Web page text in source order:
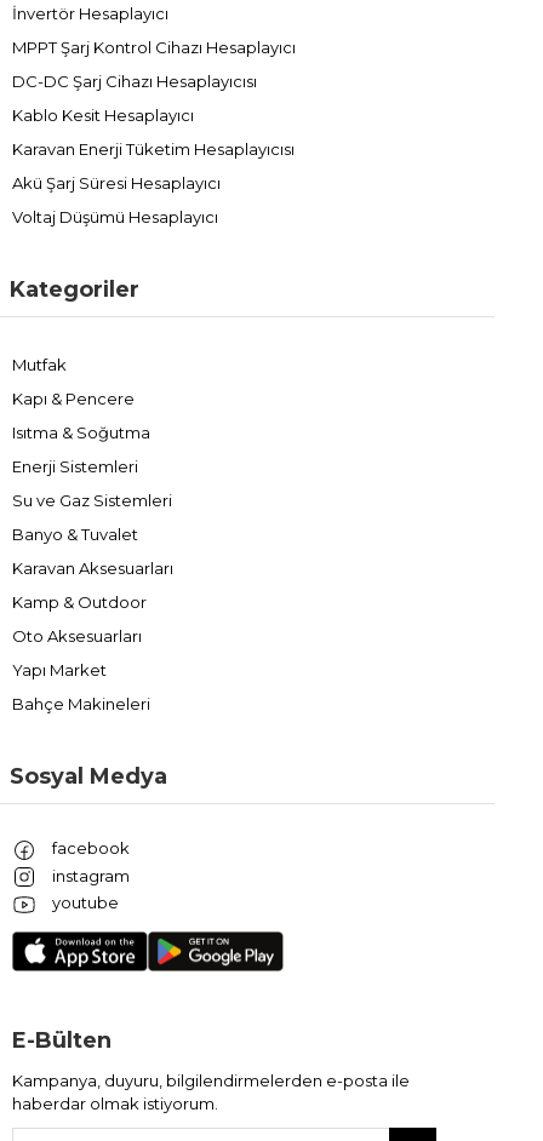
İnvertör Hesaplayıcı
MPPT Şarj Kontrol Cihazı Hesaplayıcı
DC-DC Şarj Cihazı Hesaplayıcısı
Kablo Kesit Hesaplayıcı
Karavan Enerji Tüketim Hesaplayıcısı
Akü Şarj Süresi Hesaplayıcı
Voltaj Düşümü Hesaplayıcı
Kategoriler
Mutfak
Kapı & Pencere
Isıtma & Soğutma
Enerji Sistemleri
Su ve Gaz Sistemleri
Banyo & Tuvalet
Karavan Aksesuarları
Kamp & Outdoor
Oto Aksesuarları
Yapı Market
Bahçe Makineleri
Sosyal Medya
facebook
instagram
youtube
E-Bülten
Kampanya, duyuru, bilgilendirmelerden e-posta ile
haberdar olmak istiyorum.